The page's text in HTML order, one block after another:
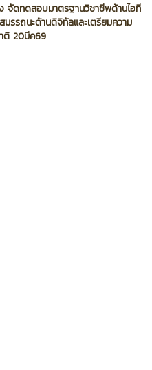
จัดทดสอบมาตรฐานวิชาชีพด้านไอที
รรถนะด้านดิจิทัลและเตรียมความ
ติ 20มีค69